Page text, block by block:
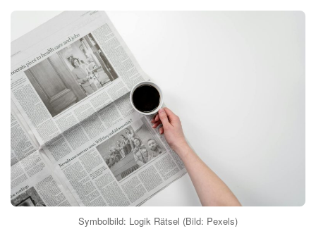
Symbolbild: Logik Rätsel (Bild: Pexels)